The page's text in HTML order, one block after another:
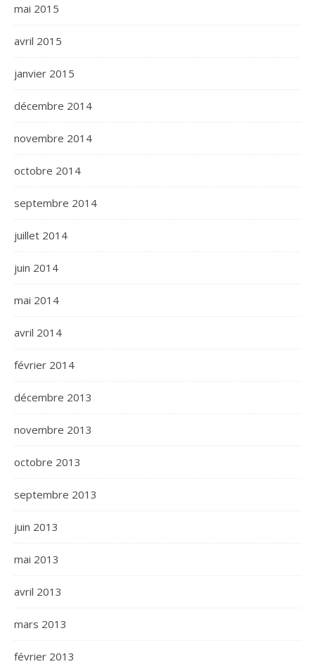
mai 2015
avril 2015
janvier 2015
décembre 2014
novembre 2014
octobre 2014
septembre 2014
juillet 2014
juin 2014
mai 2014
avril 2014
février 2014
décembre 2013
novembre 2013
octobre 2013
septembre 2013
juin 2013
mai 2013
avril 2013
mars 2013
février 2013